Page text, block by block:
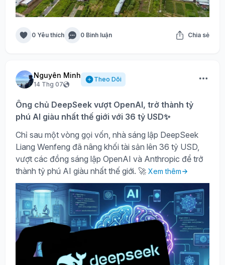
0 Yêu thích 0 Bình luận Chia sẻ
Nguyên Minh
14 Thg 07
Theo Dõi
Ông chủ DeepSeek vượt OpenAI, trở thành tỷ
phú AI giàu nhất thế giới với 36 tỷ USD✨
Chỉ sau một vòng gọi vốn, nhà sáng lập DeepSeek
Liang Wenfeng đã nâng khối tài sản lên 36 tỷ USD,
vượt các đồng sáng lập OpenAI và Anthropic để trở
thành tỷ phú AI giàu nhất thế giới. 🚀 Xem thêm